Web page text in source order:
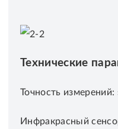
Технические
Точность измерений:
Инфракрасный